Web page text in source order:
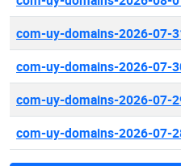
com-uy-domains-2026-07-
com-uy-domains-2026-07-
com-uy-domains-2026-07-
com-uy-domains-2026-07-